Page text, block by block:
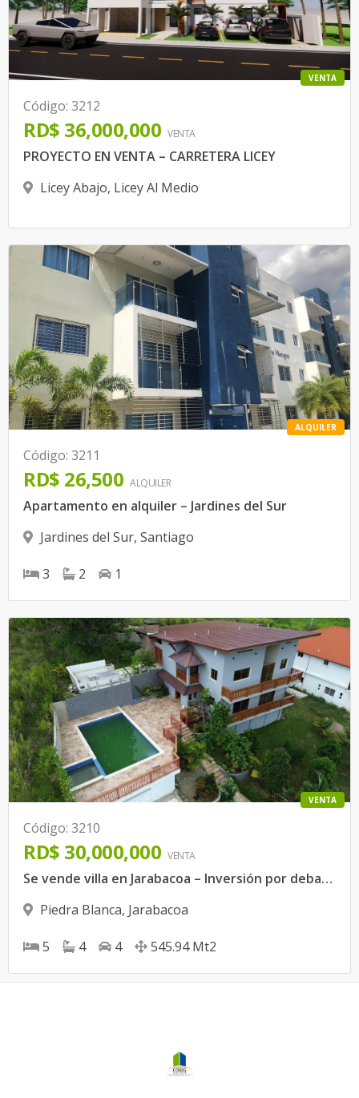
VENTA
Código: 3212
RD$ 36,000,000 VENTA
PROYECTO EN VENTA – CARRETERA LICEY
Licey Abajo, Licey Al Medio
ALQUILER
Código: 3211
RD$ 26,500 ALQUILER
Apartamento en alquiler – Jardines del Sur
Jardines del Sur, Santiago
3 2 1
VENTA
Código: 3210
RD$ 30,000,000 VENTA
Se vende villa en Jarabacoa – Inversión por debajo del valor de tasación
Piedra Blanca, Jarabacoa
5 4 4 545.94 Mt2